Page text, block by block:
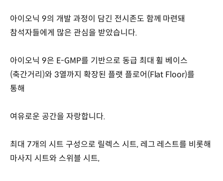
아이오닉 9의 개발 과정이 담긴 전시존도 함께 마련돼
참석자들에게 많은 관심을 받았습니다.
아이오닉 9은 E-GMP를 기반으로 동급 최대 휠 베이스
(축간거리)와 3열까지 확장된 플랫 플로어(Flat Floor)를
통해
여유로운 공간을 자랑합니다.
최대 7개의 시트 구성으로 릴렉스 시트, 레그 레스트를 비롯해
마사지 시트와 스위블 시트,